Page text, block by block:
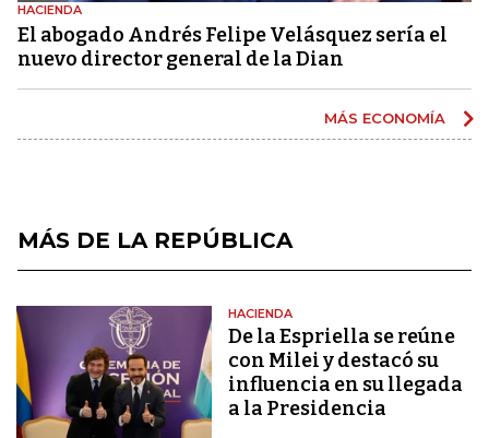
HACIENDA
El abogado Andrés Felipe Velásquez sería el
nuevo director general de la Dian
MÁS ECONOMÍA
MÁS DE LA REPÚBLICA
HACIENDA
De la Espriella se reúne
con Milei y destacó su
influencia en su llegada
a la Presidencia